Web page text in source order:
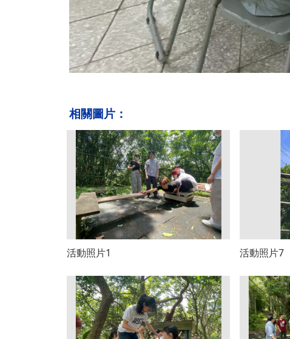
相關圖片：
活動照片1 活動照片7